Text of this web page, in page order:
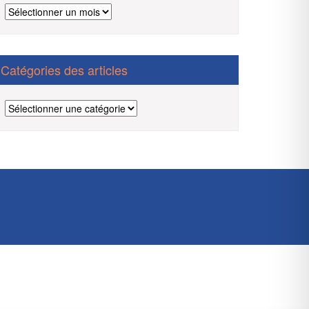
Archives
des
Catégories des articles
Catégories
des